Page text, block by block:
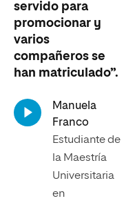
servido para
promocionar y
varios
compañeros se
han matriculado”.
Manuela
Franco
Estudiante de
la Maestría
Universitaria
en